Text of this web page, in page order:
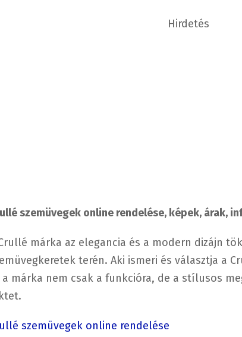
Hirdetés
szemüvegek online rendelése, képek, árak,
márka az elegancia és a modern dizájn
terén. Aki ismeri és választja a
a márka nem csak a funkcióra, de a stílusos
szemüvegek online rendelése